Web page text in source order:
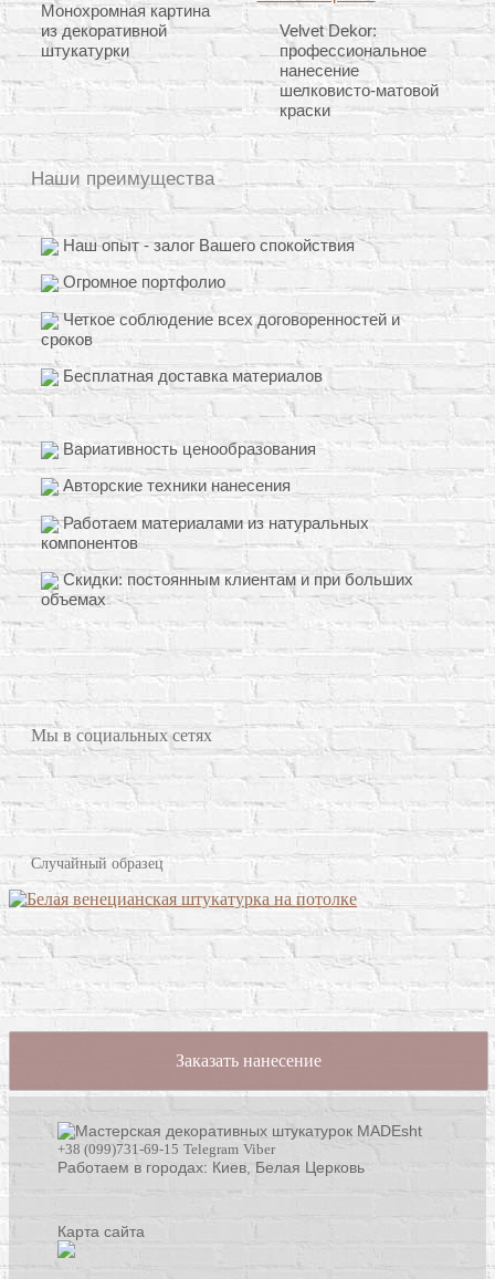
Монохромная картина
из декоративной
штукатурки
Velvet Dekor:
профессиональное
нанесение
шелковисто-матовой
краски
Наши преимущества
Наш опыт - залог Вашего спокойствия
Огромное портфолио
Четкое соблюдение всех договоренностей и
сроков
Бесплатная доставка материалов
Вариативность ценообразования
Авторские техники нанесения
Работаем материалами из натуральных
компонентов
Скидки: постоянным клиентам и при больших
объемах
Мы в социальных сетях
Случайный образец
Заказать нанесение
+38 (099)731-69-15 Telegram Viber
Работаем в городах: Киев, Белая Церковь
Карта сайта